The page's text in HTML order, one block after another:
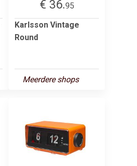
€ 36.95
Karlsson Vintage
Round
Meerdere shops